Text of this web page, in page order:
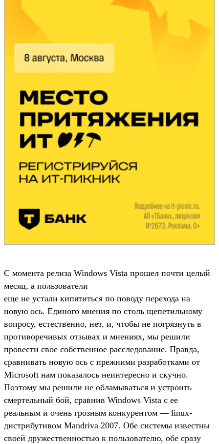
С момента релиза Windows Vista прошел почти целый
месяц, а пользователи
еще не устали кипятиться по поводу перехода на
новую ось. Единого мнения по столь щепетильному
вопросу, естественно, нет, и, чтобы не погрязнуть в
противоречивых отзывах и мнениях, мы решили
провести свое собственное расследование. Правда,
сравнивать новую ось с прежними разработками от
Microsoft нам показалось неинтересно и скучно.
Поэтому мы решили не обламываться и устроить
смертельный бой, сравнив Windows Vista с ее
реальным и очень грозным конкурентом — linux-
дистрибутивом Mandriva 2007. Обе системы известны
своей дружественностью к пользователю, обе сразу